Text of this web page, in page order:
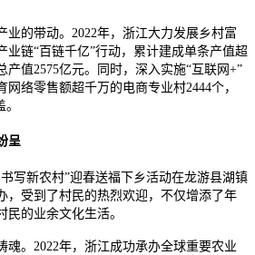
业的带动。2022年，浙江大力发展乡村富
业链“百链千亿”行动，累计建成单条产值超
产值2575亿元。同时，深入实施“互联网+”
络零售额超千万的电商专业村2444个，
呈
写新农村”迎春送福下乡活动在龙游县湖镇
，受到了村民的热烈欢迎，不仅增添了年
民的业余文化生活。
魂。2022年，浙江成功承办全球重要农业